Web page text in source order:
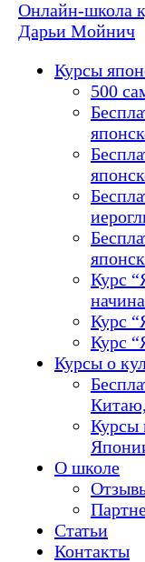
Онлайн-школа
Дарьи Мойнич
Курсы
500
Курс
Курс
Курс
Курсы о
Курсы
О школе
Статьи
Контакты